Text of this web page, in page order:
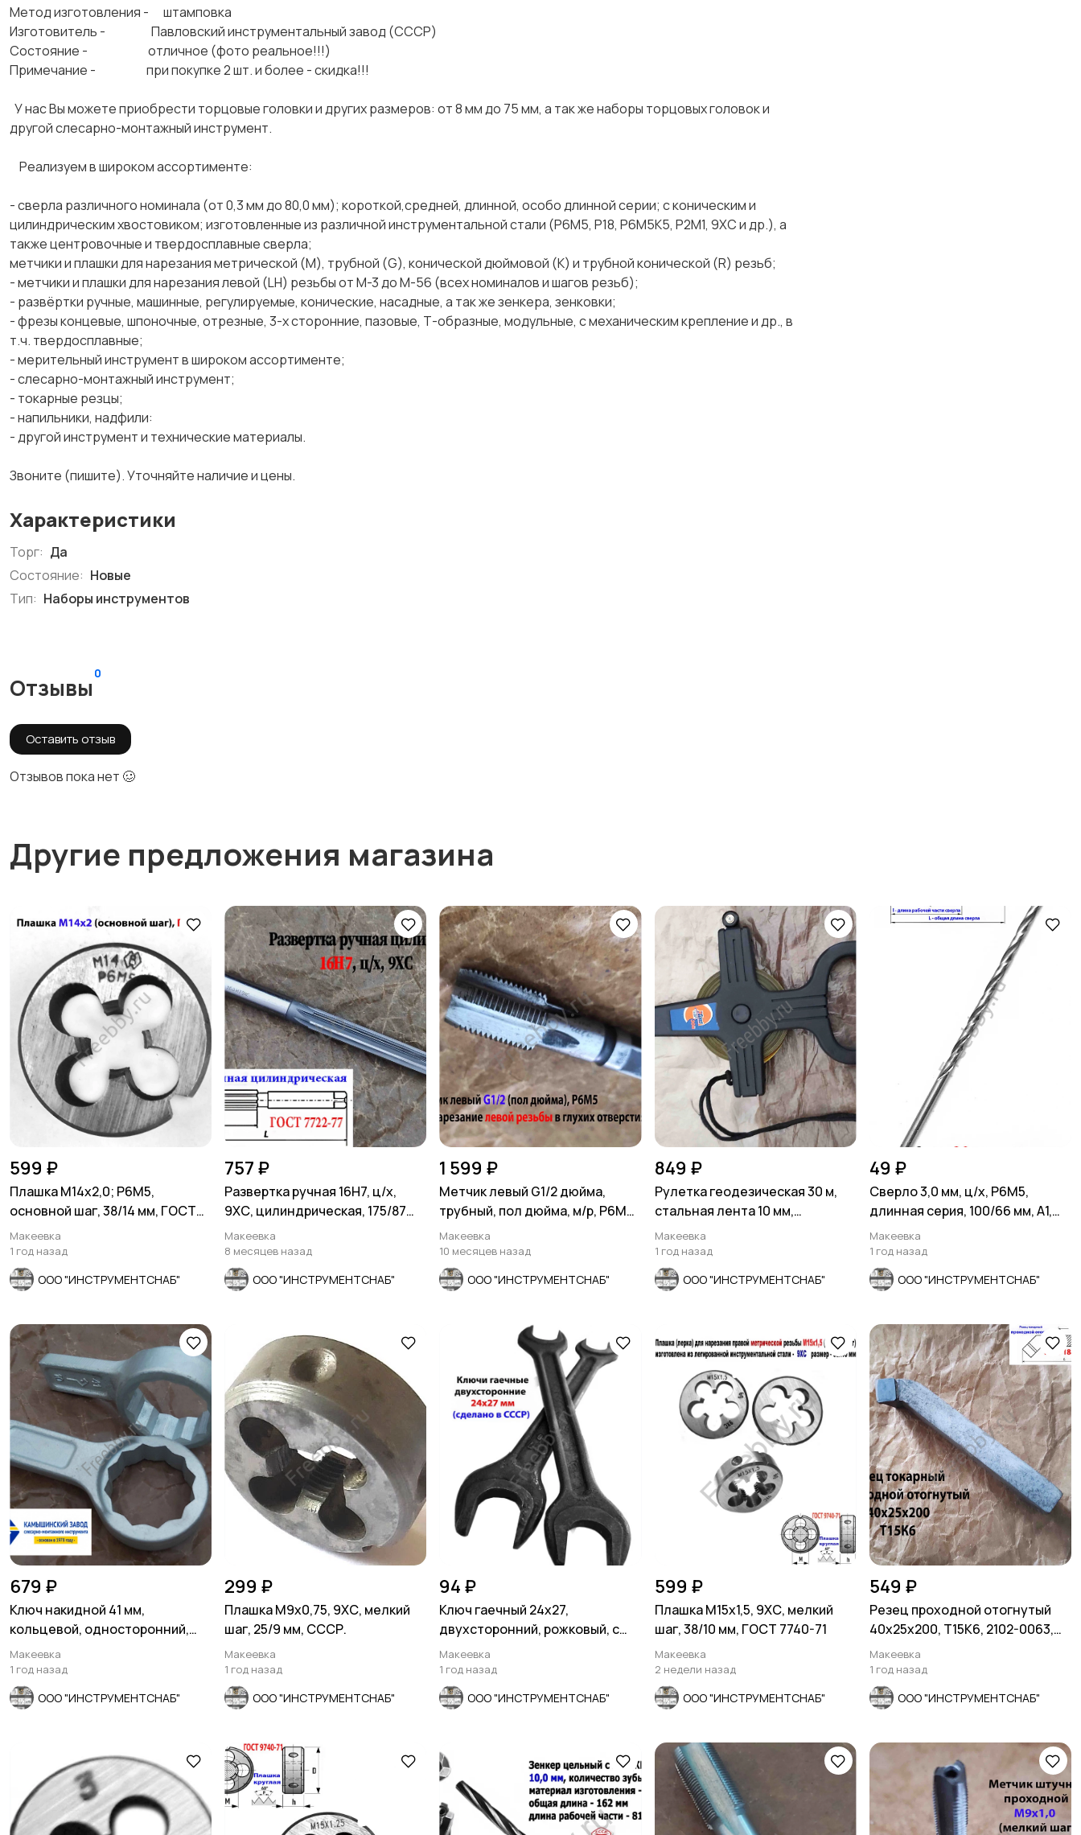
Метод изготовления - штамповка
Изготовитель - Павловский инструментальный завод (СССР)
Состояние - отличное (фото реальное!!!)
Примечание - при покупке 2 шт. и более - скидка!!!
У нас Вы можете приобрести торцовые головки и других размеров: от 8 мм до 75 мм, а так же наборы торцовых головок и
другой слесарно-монтажный инструмент.
Реализуем в широком ассортименте:
- сверла различного номинала (от 0,3 мм до 80,0 мм); короткой,средней, длинной, особо длинной серии; с коническим и
цилиндрическим хвостовиком; изготовленные из различной инструментальной стали (Р6М5, Р18, Р6М5К5, Р2М1, 9ХС и др.), а
также центровочные и твердосплавные сверла;
метчики и плашки для нарезания метрической (М), трубной (G), конической дюймовой (К) и трубной конической (R) резьб;
- метчики и плашки для нарезания левой (LH) резьбы от М-3 до М-56 (всех номиналов и шагов резьб);
- развёртки ручные, машинные, регулируемые, конические, насадные, а так же зенкера, зенковки;
- фрезы концевые, шпоночные, отрезные, 3-х сторонние, пазовые, Т-образные, модульные, с механическим крепление и др., в
т.ч. твердосплавные;
- мерительный инструмент в широком ассортименте;
- слесарно-монтажный инструмент;
- токарные резцы;
- напильники, надфили:
- другой инструмент и технические материалы.
Звоните (пишите). Уточняйте наличие и цены.
Характеристики
Торг: Да
Состояние: Новые
Тип: Наборы инструментов
Отзывы
0
Оставить отзыв
Отзывов пока нет 🥴
Другие предложения магазина
599 ₽
Плашка М14х2,0; Р6М5,
основной шаг, 38/14 мм, ГОСТ
7740-71, СССР.
Макеевка
1 год назад
ООО "ИНСТРУМЕНТСНАБ"
757 ₽
Развертка ручная 16Н7, ц/х,
9ХС, цилиндрическая, 175/87
мм, 2360-0142.
Макеевка
8 месяцев назад
ООО "ИНСТРУМЕНТСНАБ"
1 599 ₽
Метчик левый G1/2 дюйма,
трубный, пол дюйма, м/р, Р6М5,
80/35 мм, СССР
Макеевка
10 месяцев назад
ООО "ИНСТРУМЕНТСНАБ"
849 ₽
Рулетка геодезическая 30 м,
стальная лента 10 мм,
ударопрочный пластик
Макеевка
1 год назад
ООО "ИНСТРУМЕНТСНАБ"
49 ₽
Сверло 3,0 мм, ц/х, Р6М5,
длинная серия, 100/66 мм, А1,
СССР.
Макеевка
1 год назад
ООО "ИНСТРУМЕНТСНАБ"
679 ₽
Ключ накидной 41 мм,
кольцевой, односторонний,
укороченный, оцинкованн
Макеевка
1 год назад
ООО "ИНСТРУМЕНТСНАБ"
299 ₽
Плашка М9х0,75, 9ХС, мелкий
шаг, 25/9 мм, СССР.
Макеевка
1 год назад
ООО "ИНСТРУМЕНТСНАБ"
94 ₽
Ключ гаечный 24х27,
двухсторонний, рожковый, с
открытым зевом, СССР.
Макеевка
1 год назад
ООО "ИНСТРУМЕНТСНАБ"
599 ₽
Плашка М15х1,5, 9ХС, мелкий
шаг, 38/10 мм, ГОСТ 7740-71
Макеевка
2 недели назад
ООО "ИНСТРУМЕНТСНАБ"
549 ₽
Резец проходной отогнутый
40х25х200, Т15К6, 2102-0063,
ГОСТ 18877-73, СССР.
Макеевка
1 год назад
ООО "ИНСТРУМЕНТСНАБ"